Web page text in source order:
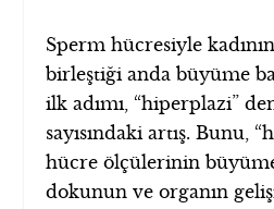
Sperm hücresiyle
birleştiği anda büyüme
ilk adımı, “hiperplazi”
sayısındaki artış. Bunu,
hücre ölçülerinin
dokunun ve organın